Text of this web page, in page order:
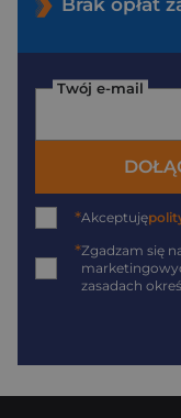
Twój e-mail
*Akceptuję
*Zgadzam się
zasadach